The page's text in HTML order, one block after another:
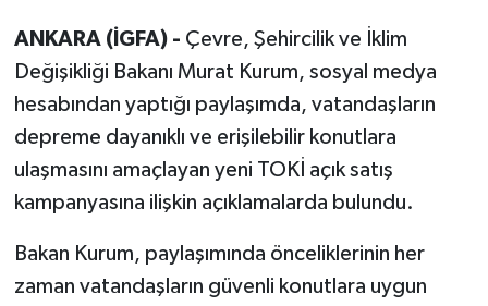
ANKARA (İGFA) - Çevre, Şehircilik ve İklim
Değişikliği Bakanı Murat Kurum, sosyal medya
hesabından yaptığı paylaşımda, vatandaşların
depreme dayanıklı ve erişilebilir konutlara
ulaşmasını amaçlayan yeni TOKİ açık satış
kampanyasına ilişkin açıklamalarda bulundu.
Bakan Kurum, paylaşımında önceliklerinin her
zaman vatandaşların güvenli konutlara uygun